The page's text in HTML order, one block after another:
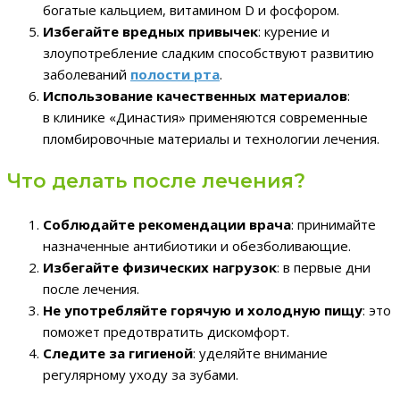
богатые кальцием, витамином D и фосфором.
Избегайте вредных привычек: курение и
злоупотребление сладким способствуют развитию
заболеваний полости рта.
Использование качественных материалов:
в клинике «Династия» применяются современные
пломбировочные материалы и технологии лечения.
Что делать после лечения?
Соблюдайте рекомендации врача: принимайте
назначенные антибиотики и обезболивающие.
Избегайте физических нагрузок: в первые дни
после лечения.
Не употребляйте горячую и холодную пищу: это
поможет предотвратить дискомфорт.
Следите за гигиеной: уделяйте внимание
регулярному уходу за зубами.